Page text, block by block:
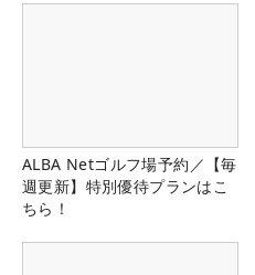
ALBA Netゴルフ場予約／【毎
週更新】特別優待プランはこ
ちら！